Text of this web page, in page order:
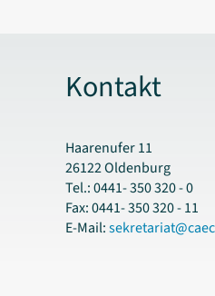
Kontakt
Haarenufer 11
26122 Oldenburg
Tel.: 0441- 350 320 - 0
Fax: 0441- 350 320 - 11
E-Mail: